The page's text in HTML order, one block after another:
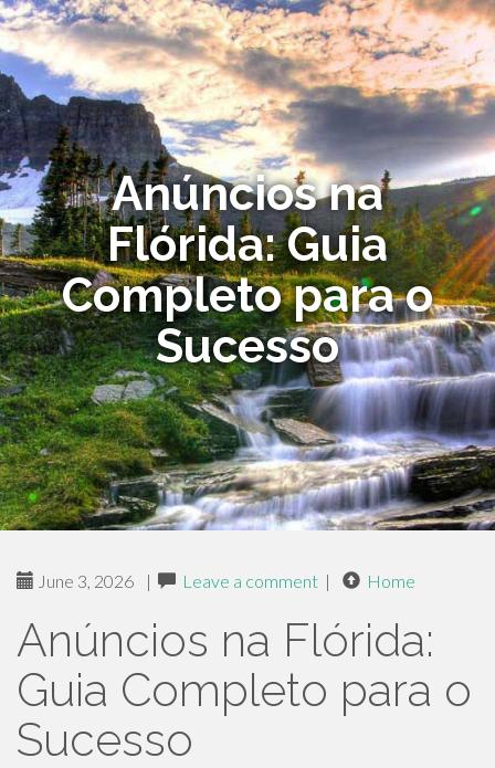
Anúncios na
Flórida: Guia
Completo para o
Sucesso
June 3, 2026 | Leave a comment | Home
Anúncios na Flórida:
Guia Completo para o
Sucesso